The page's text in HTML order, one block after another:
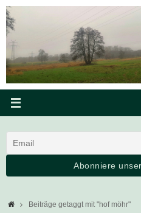
Zum
Inhalt
springen
Startseite
Beiträge getaggt mit "hof möhr"